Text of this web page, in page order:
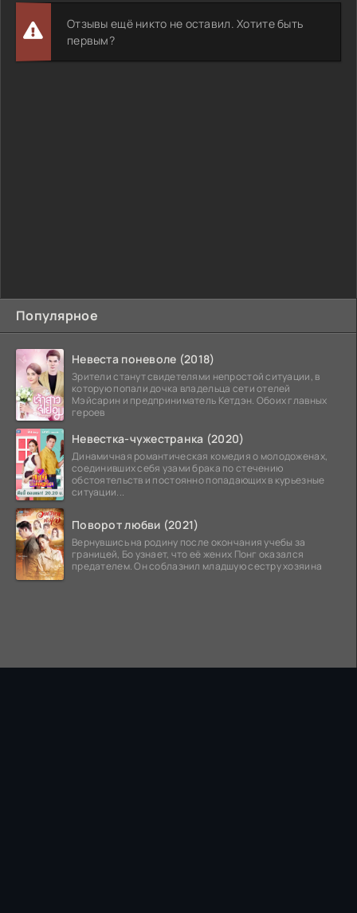
Популярное
Невеста поневоле (2018)
Зрители станут свидетелями непростой ситуации, в
которую попали дочка владельца сети отелей
Мэйсарин и предприниматель Кетдэн. Обоих главных
героев
Невестка-чужестранка (2020)
Динамичная романтическая комедия о молодоженах,
соединивших себя узами брака по стечению
обстоятельств и постоянно попадающих в курьезные
ситуации...
Поворот любви (2021)
Вернувшись на родину после окончания учебы за
границей, Бо узнает, что её жених Понг оказался
предателем. Он соблазнил младшую сестру хозяина
Отзывы ещё никто не оставил. Хотите быть
первым?